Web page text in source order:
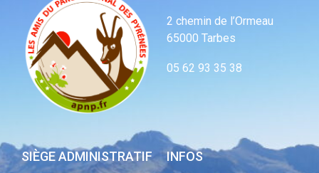
2 chemin de l’Ormeau
65000 Tarbes
05 62 93 35 38
SIÈGE ADMINISTRATIF INFOS